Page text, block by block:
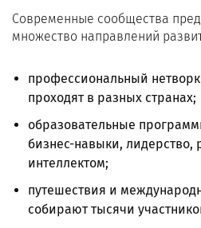
Современные сообщества
множество направлений
профессиональный
проходят в разных странах;
образовательные
бизнес-навыки, лидерство,
интеллектом;
путешествия и
собирают тысячи